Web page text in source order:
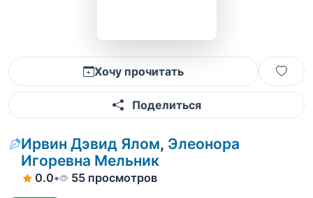
Хочу прочитать
Поделиться
Ирвин Дэвид Ялом, Элеонора
Игоревна Мельник
0.0• 55 просмотров